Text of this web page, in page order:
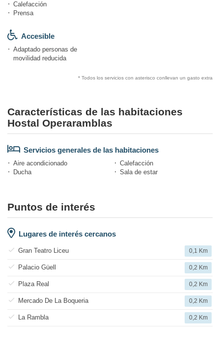
Calefacción
Prensa
Accesible
Adaptado personas de
movilidad reducida
* Todos los servicios con asterisco conllevan un gasto extra
Características de las habitaciones
Hostal Operaramblas
Servicios generales de las habitaciones
Aire acondicionado
Calefacción
Ducha
Sala de estar
Puntos de interés
Lugares de interés cercanos
Gran Teatro Liceu 0,1 Km
Palacio Güell 0,2 Km
Plaza Real 0,2 Km
Mercado De La Boqueria 0,2 Km
La Rambla 0,2 Km